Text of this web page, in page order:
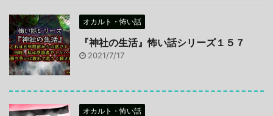
オカルト・怖い話
『神社の生活』怖い話シリーズ１５７
2021/7/17
オカルト・怖い話